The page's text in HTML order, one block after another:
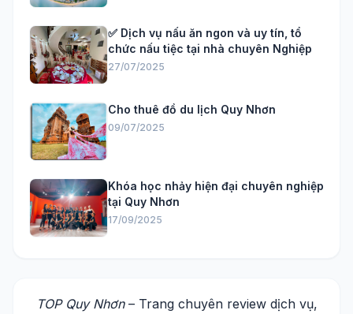
✅ Dịch vụ nấu ăn ngon và uy tín, tổ
chức nấu tiệc tại nhà chuyên Nghiệp
27/07/2025
Cho thuê đồ du lịch Quy Nhơn
09/07/2025
Khóa học nhảy hiện đại chuyên nghiệp
tại Quy Nhơn
17/09/2025
TOP Quy Nhơn– Trang chuyên review dịch vụ,